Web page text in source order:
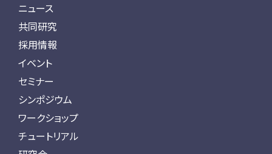
ニュース
共同研究
採用情報
イベント
セミナー
シンポジウム
ワークショップ
チュートリアル